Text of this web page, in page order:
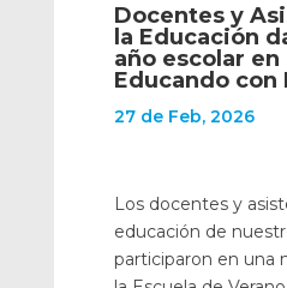
Docentes y
la Educación
año escolar en
Educando con
27 de Feb, 2026
Los docentes y
educación de
participaron en una